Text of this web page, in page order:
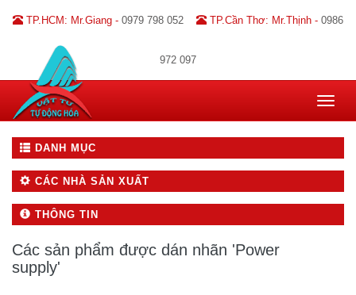
TP.HCM: Mr.Giang - 0979 798 052 TP.Cần Thơ: Mr.Thịnh - 0986
972 097
Toggle
DANH MỤC
CÁC NHÀ SẢN XUẤT
THÔNG TIN
Các sản phẩm được dán nhãn 'Power
supply'